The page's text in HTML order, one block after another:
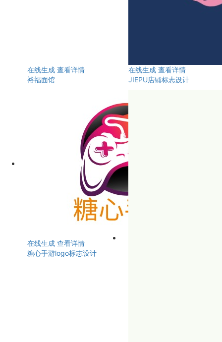
在线生成 查看详情
裕福面馆
在线生成 查看详情
JIEPU店铺标志设计
在线生成 查看详情
糖心手游logo标志设计